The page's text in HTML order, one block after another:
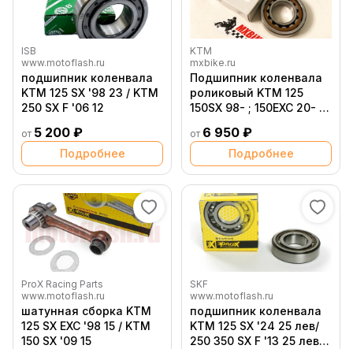
ISB
www.motoflash.ru
подшипник коленвала
KTM 125 SX '98 23 / KTM
250 SX F '06 12
от 5 200 ₽
Подробнее
KTM
mxbike.ru
Подшипник коленвала
роликовый KTM 125
150SX 98- ; 150EXC 20- :
F 05 12; 250EXC F 06 13
от 6 950 ₽
Подробнее
ProX Racing Parts
www.motoflash.ru
шатунная сборка KTM
125 SX EXC '98 15 / KTM
150 SX '09 15
SKF
www.motoflash.ru
подшипник коленвала
KTM 125 SX '24 25 лев/
250 350 SX F '13 25 лев